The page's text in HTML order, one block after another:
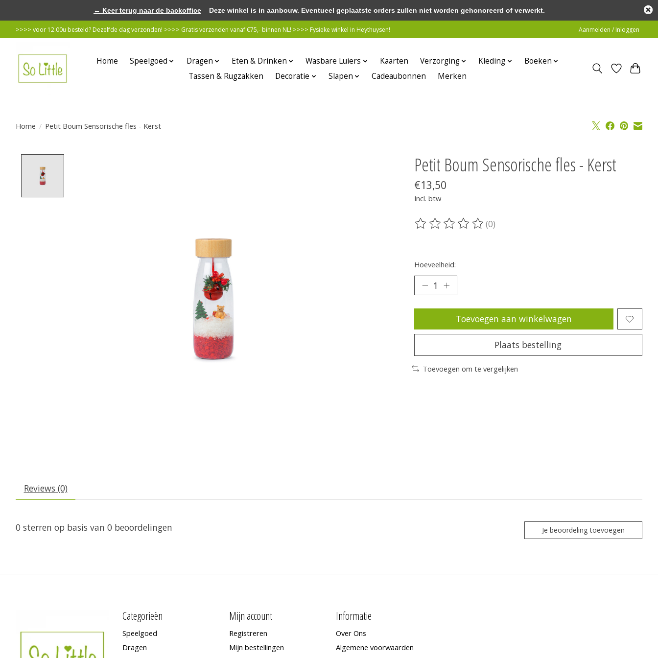
>>>> voor 12.00u besteld? Dezelfde dag verzonden! >>>> Gratis verzenden vanaf €75,- binnen NL! >>>> Fysieke winkel in Heythuysen! Aanmelden / Inloggen
Home Speelgoed Dragen Eten & Drinken Wasbare Luiers Kaarten Verzorging Kleding
Boeken
Tassen & Rugzakken
Decoratie Slapen Cadeaubonnen Merken
Home / Petit Boum Sensorische fles - Kerst
Petit Boum Sensorische fles - Kerst
€13,50
Incl. btw
De beoordeling van dit product is
(0)
Hoeveelheid:
Toevoegen aan winkelwagen
Plaats bestelling
Toevoegen om te vergelijken
Reviews (0)
0 sterren op basis van 0 beoordelingen Je beoordeling toevoegen
Categorieën
Speelgoed
Dragen
Mijn account
Registreren
Mijn bestellingen
Informatie
Over Ons
Algemene voorwaarden
← Keer terug naar de backoffice Deze winkel is in aanbouw. Eventueel geplaatste orders zullen niet worden gehonoreerd of verwerkt.